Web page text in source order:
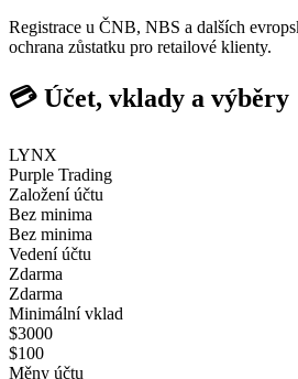
Registrace u ČNB, NBS a dalších
ochrana zůstatku pro retailové klienty.
💳 Účet, vklady a výběry
LYNX
Purple Trading
Založení účtu
Bez minima
Bez minima
Vedení účtu
Zdarma
Zdarma
Minimální vklad
$3000
$100
Měny účtu